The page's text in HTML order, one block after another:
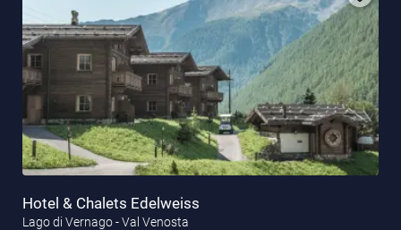
Hotel & Chalets Edelweiss
Lago di Vernago - Val Venosta